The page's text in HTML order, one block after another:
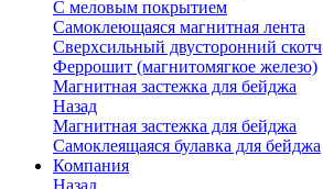
С меловым покрытием
Самоклеющаяся магнитная лента
Сверхсильный двусторонний скотч
Феррошит (магнитомягкое железо)
Магнитная застежка для бейджа
Назад
Магнитная застежка для бейджа
Самоклеящаяся булавка для бейджа
Компания
Назад